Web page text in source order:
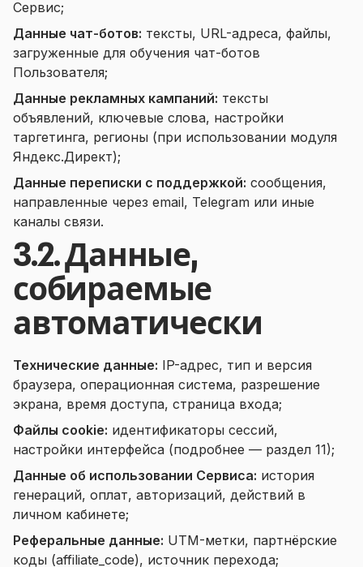
Сервис;
Данные чат-ботов: тексты, URL-адреса, файлы,
загруженные для обучения чат-ботов
Пользователя;
Данные рекламных кампаний: тексты
объявлений, ключевые слова, настройки
таргетинга, регионы (при использовании модуля
Яндекс.Директ);
Данные переписки с поддержкой: сообщения,
направленные через email, Telegram или иные
каналы связи.
3.2. Данные,
собираемые
автоматически
Технические данные: IP-адрес, тип и версия
браузера, операционная система, разрешение
экрана, время доступа, страница входа;
Файлы cookie: идентификаторы сессий,
настройки интерфейса (подробнее — раздел 11);
Данные об использовании Сервиса: история
генераций, оплат, авторизаций, действий в
личном кабинете;
Реферальные данные: UTM-метки, партнёрские
коды (affiliate_code), источник перехода;